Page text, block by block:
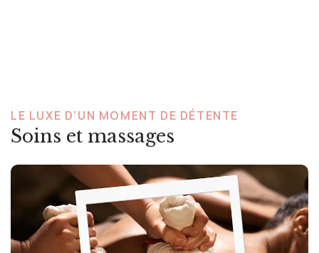
LE LUXE D’UN MOMENT DE DÉTENTE
Soins et massages